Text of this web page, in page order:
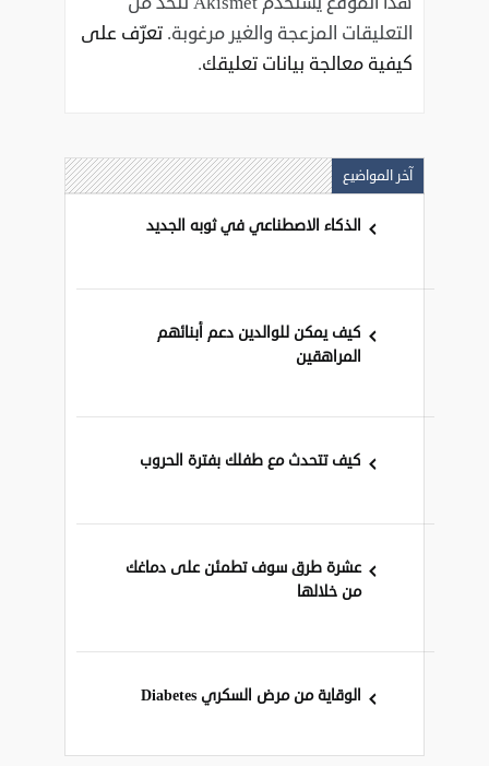
التعليقات المزعجة والغير مرغوبة. تعرّف على
كيفية معالجة بيانات تعليقك.
آخر المواضيع
الذكاء الاصطناعي في ثوبه الجديد
كيف يمكن للوالدين دعم أبنائهم
المراهقين
كيف تتحدث مع طفلك بفترة الحروب
عشرة طرق سوف تطمئن على دماغك
من خلالها
الوقاية من مرض السكري Diabetes